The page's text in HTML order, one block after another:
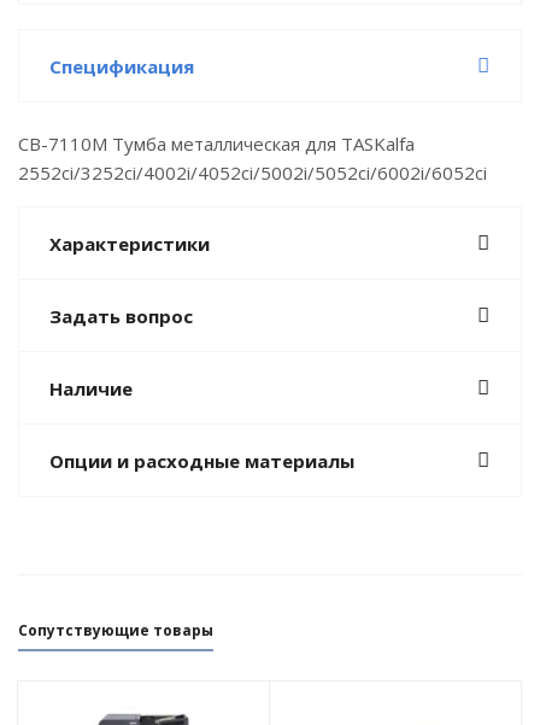
Спецификация
CB-7110M Тумба металлическая для TASKalfa
2552ci/3252ci/4002i/4052ci/5002i/5052ci/6002i/6052ci
Характеристики
Задать вопрос
Наличие
Опции и расходные материалы
Сопутствующие товары